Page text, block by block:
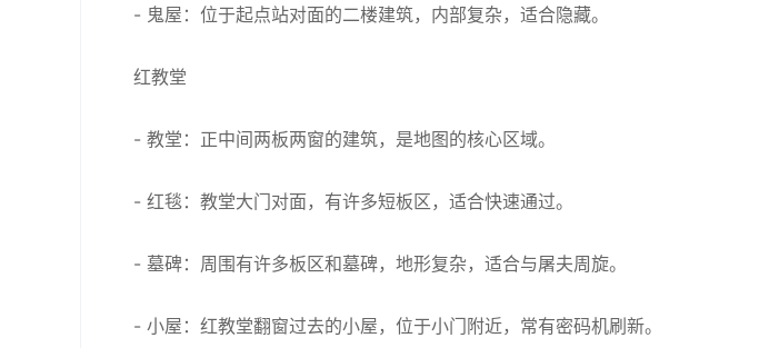
- 鬼屋：位于起点站对面的二楼建筑，内部复杂，适合隐藏。
红教堂
- 教堂：正中间两板两窗的建筑，是地图的核心区域。
- 红毯：教堂大门对面，有许多短板区，适合快速通过。
- 墓碑：周围有许多板区和墓碑，地形复杂，适合与屠夫周旋。
- 小屋：红教堂翻窗过去的小屋，位于小门附近，常有密码机刷新。